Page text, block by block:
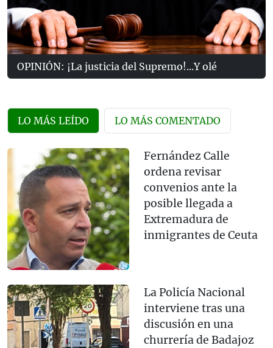
OPINIÓN: ¡La justicia del Supremo!...Y olé
LO MÁS LEÍDO LO MÁS COMENTADO
Fernández Calle
ordena revisar
convenios ante la
posible llegada a
Extremadura de
inmigrantes de Ceuta
La Policía Nacional
interviene tras una
discusión en una
churrería de Badajoz